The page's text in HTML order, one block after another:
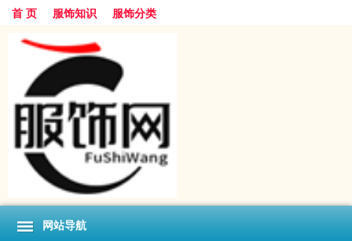
首 页 服饰知识 服饰分类
网站导航